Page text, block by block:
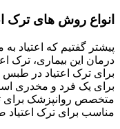
انواع روش های ترک
پیشتر گفتیم که اعتیاد
درمان این بیماری، ترک
برای ترک اعتیاد در طبس
برای یک فرد و مخدری
متخصص روانپزشک برای
مناسب برای ترک